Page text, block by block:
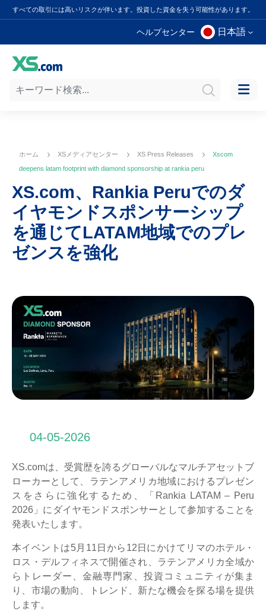
すべての取引には高いリスクが伴います。投資した資金を失う可能性があります。
ヘルプセンター 日本語
ホーム XSメディアセンター XS Press Releases
Xscom
deepens latam footprint with diamond sponsorship at rankia peru
XS.com、Rankia Peruでのダ
イヤモンドスポンサーシップ
を通じてLATAM地域でのプレ
ゼンスを強化
04-05-2026
XS.comは、受賞歴を誇るグローバルなマルチアセットブ
ローカーとして、ラテンアメリカ地域におけるプレゼン
スをさらに強化するため、「Rankia LATAM – Peru
2026」にダイヤモンドスポンサーとして参加することを
発表いたします。
本イベントは5月11日から12日にかけてリマのホテル・
ロス・デルフィネスで開催され、ラテンアメリカ全域か
らトレーダー、金融専門家、投資コミュニティが集ま
り、市場の動向、トレンド、新たな機会を探る場を提供
します。